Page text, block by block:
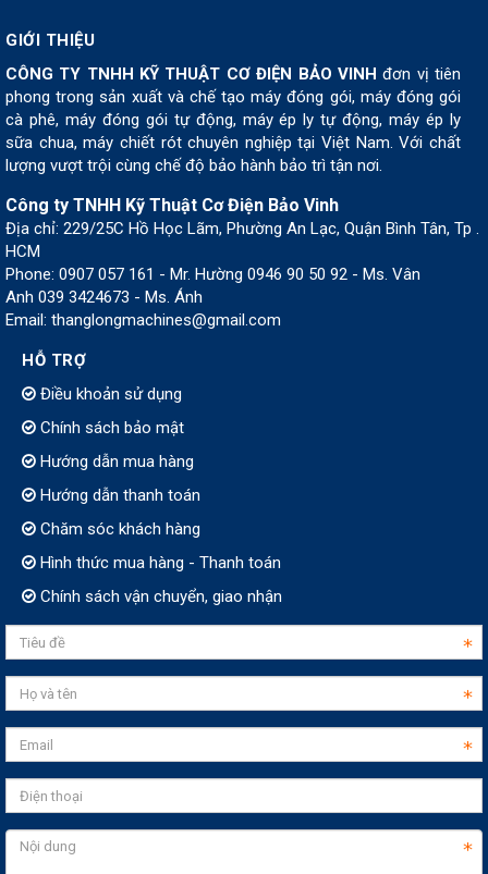
GIỚI THIỆU
CÔNG TY TNHH KỸ THUẬT CƠ ĐIỆN BẢO VINH đơn vị tiên
phong trong sản xuất và chế tạo máy đóng gói, máy đóng gói
cà phê, máy đóng gói tự động, máy ép ly tự động, máy ép ly
sữa chua, máy chiết rót chuyên nghiệp tại Việt Nam. Với chất
lượng vượt trội cùng chế độ bảo hành bảo trì tận nơi.
Công ty TNHH Kỹ Thuật Cơ Điện Bảo Vinh
Địa chỉ: 229/25C Hồ Học Lãm, Phường An Lạc, Quận Bình Tân, Tp .
HCM
Phone: 0907 057 161 - Mr. Hường 0946 90 50 92 - Ms. Vân
Anh 039 3424673 - Ms. Ánh
Email: thanglongmachines@gmail.com
HỖ TRỢ
Điều khoản sử dụng
Chính sách bảo mật
Hướng dẫn mua hàng
Hướng dẫn thanh toán
Chăm sóc khách hàng
Hình thức mua hàng - Thanh toán
Chính sách vận chuyển, giao nhận